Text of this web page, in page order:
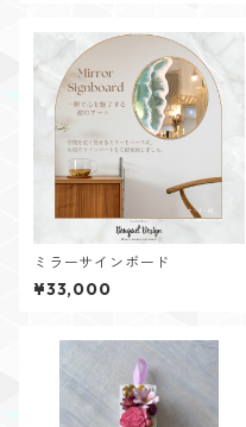
ミラーサインボード
¥33,000